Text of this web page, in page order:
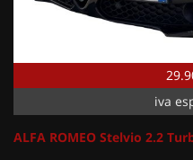
iva
ALFA ROMEO Stelvio 2.2